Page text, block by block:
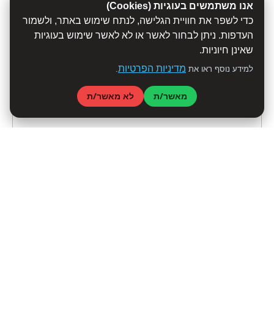
אנו משתמשים בעוגיות (Cookies)
כדי לשפר את חוויית הגלישה, לנתח שימוש באתר, ולשמור
העדפות. ניתן לבחור לאשר או לא לאשר שימוש בעוגיות
שאינן חיוניות.
למידע נוסף ראו את מדיניות הפרטיות.
מאשר/ת לא מאשר/ת